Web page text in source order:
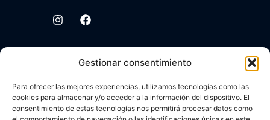
Gestionar consentimiento
Para ofrecer las mejores experiencias, utilizamos tecnologías como las
cookies para almacenar y/o acceder a la información del dispositivo. El
consentimiento de estas tecnologías nos permitirá procesar datos como